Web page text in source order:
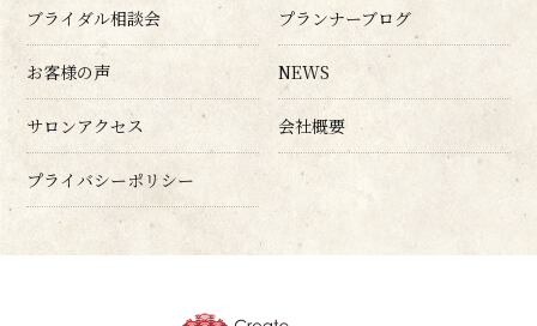
ブライダル相談会 プランナーブログ
お客様の声 NEWS
サロンアクセス 会社概要
プライバシーポリシー